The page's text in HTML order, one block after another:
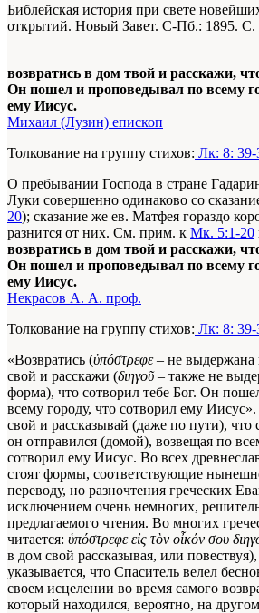
Библейская история при свете
открытий. Новый Завет. С-Пб.: 1895. С.
возвратись в дом твой и расскажи,
Он пошел и проповедывал по всему
ему Иисус.
Михаил (Лузин) епископ
Толкование на группу стихов: Лк: 8: 39-
О пребывании Господа в стране
Луки совершенно одинаково со
20); сказание же ев. Матфея гораздо
разнится от них. См. прим. к Мк. 5:1-20
возвратись в дом твой и расскажи,
Он пошел и проповедывал по всему
ему Иисус.
Некрасов А. А. проф.
Толкование на группу стихов: Лк: 8: 39-
«Возвратись (ὑπόστρεφε – не выдержана
свой и расскажи (διηγοῦ – также не
форма), что сотворил тебе Бог. Он
всему городу, что сотворил ему
свой и рассказывай (даже по пути), что
он отправился (домой), возвещая по
сотворил ему Иисус. Во всех
стоят формы, соответствующие
переводу, но разночтения греческих
исключением очень немногих,
предлагаемого чтения. Во многих
читается: ὑπόστρεφε εἰς τὸν οἶκόν σου
в дом свой рассказывая, или
указывается, что Спаситель велел
своем исцелении во время самого
который находился, вероятно, на